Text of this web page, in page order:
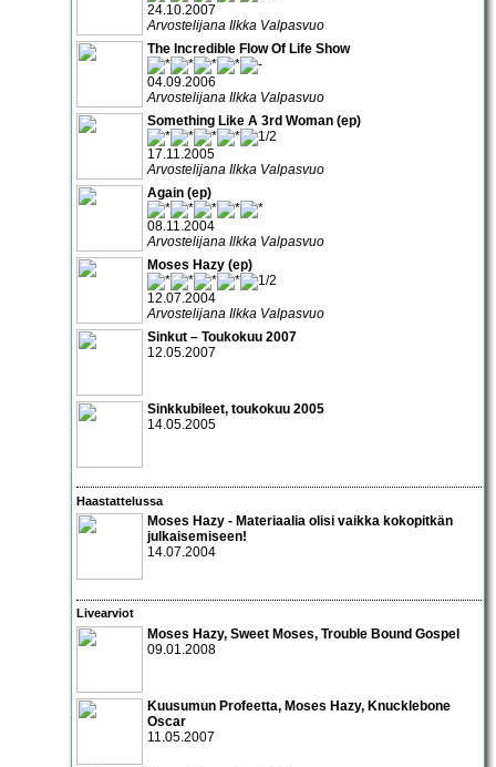
24.10.2007
Arvostelijana Ilkka Valpasvuo
The Incredible Flow Of Life Show
04.09.2006
Arvostelijana Ilkka Valpasvuo
Something Like A 3rd Woman (ep)
17.11.2005
Arvostelijana Ilkka Valpasvuo
Again (ep)
08.11.2004
Arvostelijana Ilkka Valpasvuo
Moses Hazy (ep)
12.07.2004
Arvostelijana Ilkka Valpasvuo
Sinkut – Toukokuu 2007
12.05.2007
Sinkkubileet, toukokuu 2005
14.05.2005
Haastattelussa
Moses Hazy - Materiaalia olisi vaikka kokopitkän
julkaisemiseen!
14.07.2004
Livearviot
Moses Hazy, Sweet Moses, Trouble Bound Gospel
09.01.2008
Kuusumun Profeetta, Moses Hazy, Knucklebone
Oscar
11.05.2007